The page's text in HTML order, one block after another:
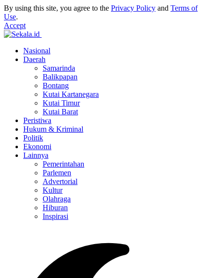
By using this site, you agree to the Privacy Policy and Terms of
Use.
Accept
Nasional
Daerah
Samarinda
Balikpapan
Bontang
Kutai Kartanegara
Kutai Timur
Kutai Barat
Peristiwa
Hukum & Kriminal
Politik
Ekonomi
Lainnya
Pemerintahan
Parlemen
Advertorial
Kultur
Olahraga
Hiburan
Inspirasi